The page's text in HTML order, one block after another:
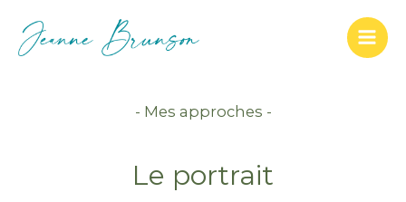
- Mes approches -
Le portrait